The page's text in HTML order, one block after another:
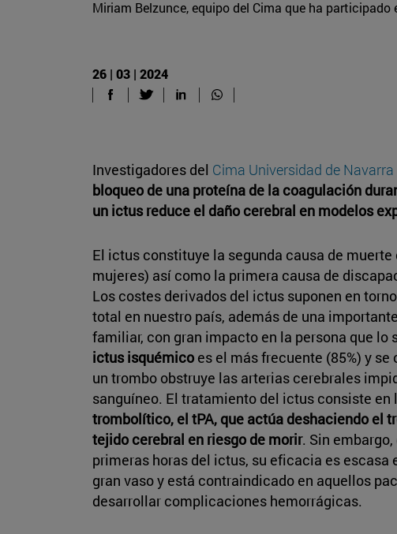
Miriam Belzunce, equipo del Cima que ha participado
26 | 03 | 2024
Investigadores del Cima Universidad de Navarra
bloqueo de una proteína de la coagulación
un ictus reduce el daño cerebral en modelos
El ictus constituye la segunda causa de
mujeres) así como la primera causa de
Los costes derivados del ictus suponen en
total en nuestro país, además de una
familiar, con gran impacto en la persona que lo
ictus isquémico es el más frecuente (85%) y
un trombo obstruye las arterias cerebrales
sanguíneo. El tratamiento del ictus consiste en
trombolítico, el tPA, que actúa deshaciendo el
tejido cerebral en riesgo de morir. Sin
primeras horas del ictus, su eficacia es escasa
gran vaso y está contraindicado en aquellos
desarrollar complicaciones hemorrágicas.